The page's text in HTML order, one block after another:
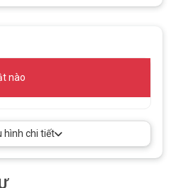
60W Rạng Đông
CHUẨN IP66
nào
hình chi tiết